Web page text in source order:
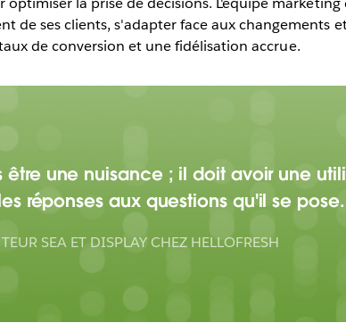
de ses clients, s'adapter face aux changements
de conversion et une fidélisation accrue.
une nuisance ; il doit avoir une
réponses aux questions qu'il se pose.
SEA ET DISPLAY CHEZ HELLOFRESH